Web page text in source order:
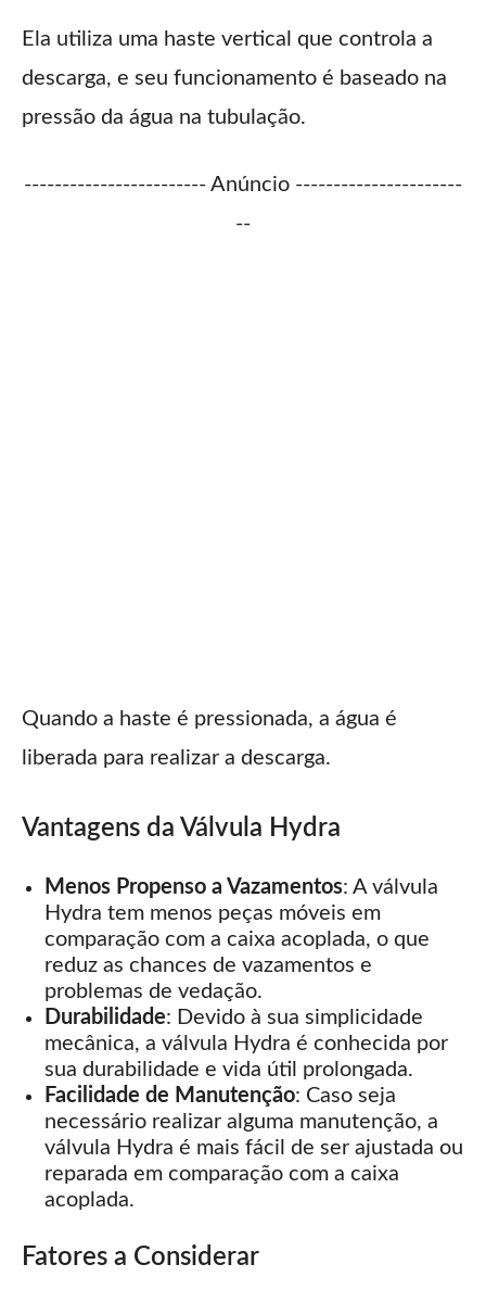
Ela utiliza uma haste vertical que controla a
descarga, e seu funcionamento é baseado na
pressão da água na tubulação.
------------------------ Anúncio ----------------------
--
Quando a haste é pressionada, a água é
liberada para realizar a descarga.
Vantagens da Válvula Hydra
Menos Propenso a Vazamentos: A válvula
Hydra tem menos peças móveis em
comparação com a caixa acoplada, o que
reduz as chances de vazamentos e
problemas de vedação.
Durabilidade: Devido à sua simplicidade
mecânica, a válvula Hydra é conhecida por
sua durabilidade e vida útil prolongada.
Facilidade de Manutenção: Caso seja
necessário realizar alguma manutenção, a
válvula Hydra é mais fácil de ser ajustada ou
reparada em comparação com a caixa
acoplada.
Fatores a Considerar